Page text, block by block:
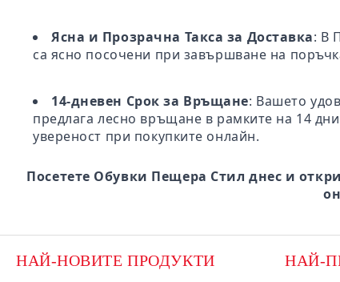
Ясна и Прозрачна Такса за Доставка: В
са ясно посочени при завършване на
14-дневен Срок за Връщане: Вашето
предлага лесно връщане в рамките на 14
увереност при покупките онлайн.
Посетете Обувки Пещера Стил днес и
НАЙ-НОВИТЕ ПРОДУКТИ НАЙ-